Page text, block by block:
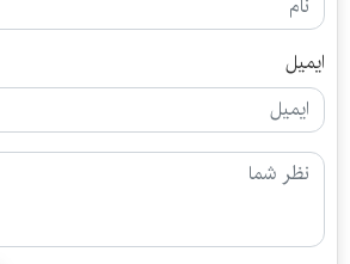
ایمیل